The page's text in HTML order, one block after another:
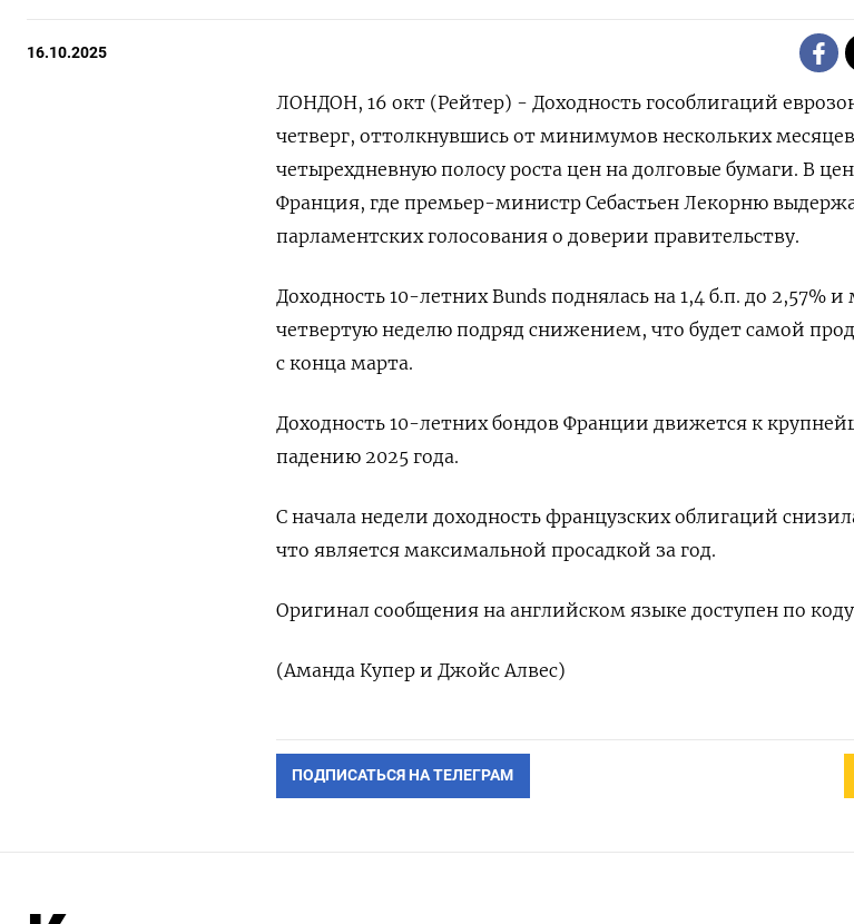
16.10.2025
ЛОНДОН, 16 окт (Рейтер) - Доходность гособлигаций
четверг, оттолкнувшись от минимумов нескольких
четырехдневную полосу роста цен на долговые бумаги. В
Франция, где премьер-министр Себастьен Лекорню
парламентских голосования о доверии правительству.
Доходность 10-летних Bunds поднялась на 1,4 б.п. до 2,57%
четвертую неделю подряд снижением, что будет самой
с конца марта.
Доходность 10-летних бондов Франции движется к
падению 2025 года.
С начала недели доходность французских облигаций
что является максимальной просадкой за год.
Оригинал сообщения на английском языке доступен по
(Аманда Купер и Джойс Алвес)
ПОДПИСАТЬСЯ НА ТЕЛЕГРАМ